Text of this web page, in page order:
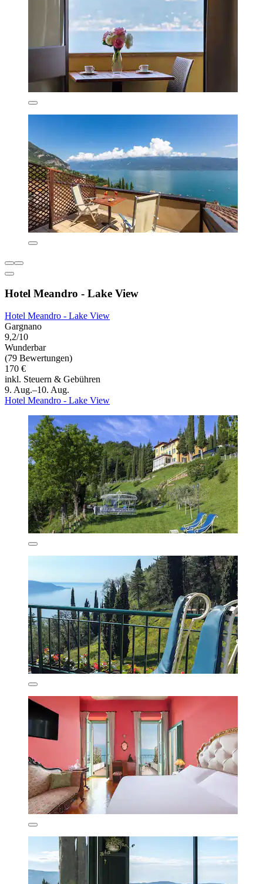
Hotel Meandro - Lake View
Hotel Meandro - Lake View
Gargnano
9,2/10
Wunderbar
(79 Bewertungen)
170 €
inkl. Steuern & Gebühren
9. Aug.–10. Aug.
Hotel Meandro - Lake View